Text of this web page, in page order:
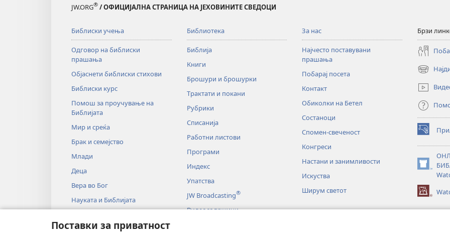
Поставки за приватност
JW.ORG® / ОФИЦИЈАЛНА СТРАНИЦА НА ЈЕХОВИНИТЕ СВЕДОЦИ
Библиски учења
Одговор на библиски
прашања
Објаснети библиски стихови
Библиски курс
Помош за проучување на
Библијата
Мир и среќа
Брак и семејство
Млади
Деца
Вера во Бог
Науката и Библијата
Библиотека
Библија
Книги
Брошури и брошурки
Трактати и покани
Рубрики
Списанија
Работни листови
Програми
Индекс
Упатства
JW Broadcasting®
Видеосодржини
За нас
Најчесто поставувани
прашања
Побарај посета
Контакт
Обиколки на Бетел
Состаноци
Спомен-свеченост
Конгреси
Настани и занимливости
Искуства
Ширум светот
Брзи
(opens
new
window)
(opens
new
window)
(opens
window)